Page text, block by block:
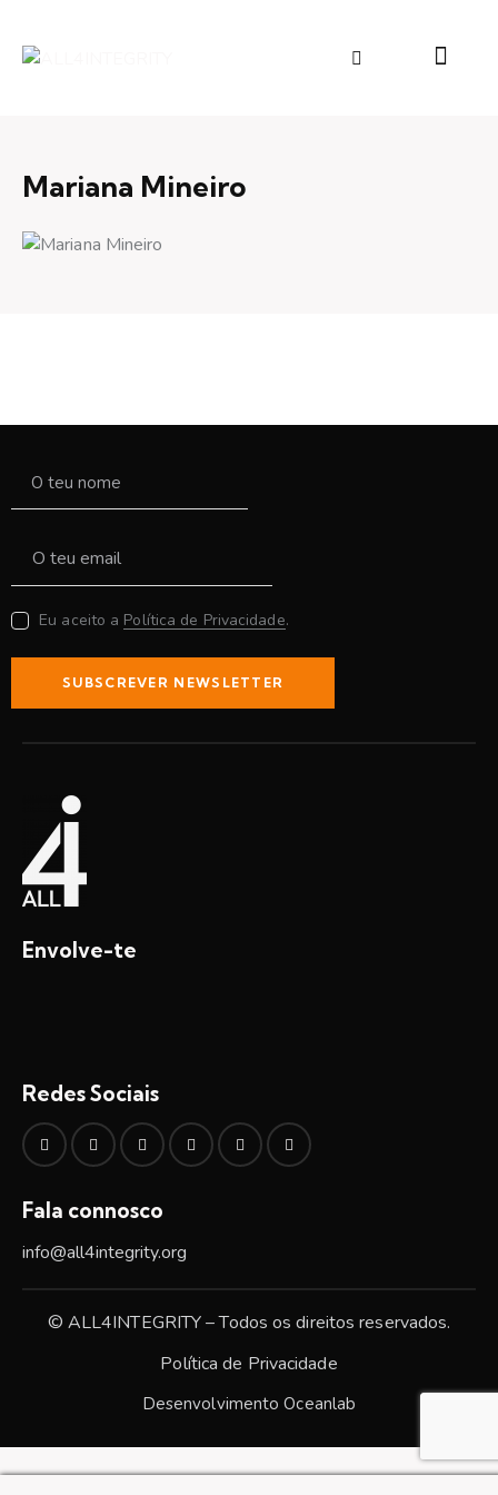
Mariana Mineiro
Eu aceito a Política de Privacidade.
SUBSCREVER NEWSLETTER
Envolve-te
Redes Sociais
Fala connosco
info@all4integrity.org
© ALL4INTEGRITY – Todos os direitos reservados.
Política de Privacidade
DesenvolvimentoOceanlab